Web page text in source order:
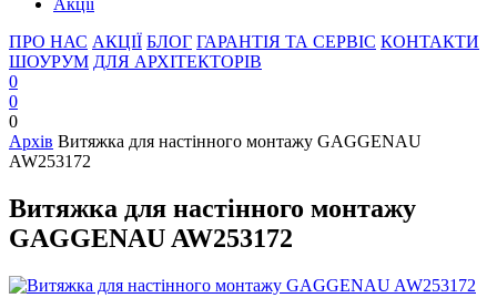
Акції
ПРО НАС АКЦІЇ БЛОГ ГАРАНТІЯ ТА СЕРВІС КОНТАКТИ
ШОУРУМ ДЛЯ АРХІТЕКТОРІВ
0
0
0
Архів Витяжка для настінного монтажу GAGGENAU
AW253172
Витяжка для настінного монтажу
GAGGENAU AW253172